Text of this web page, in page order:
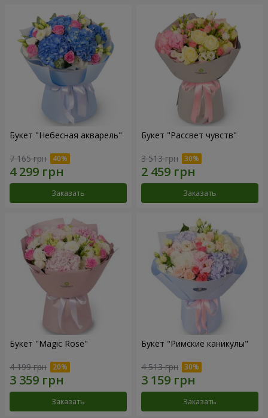
Букет "Небесная акварель"
7 165 грн
Заказать
Букет "Рассвет чувств"
3 513 грн
Заказать
Букет "Magic Rose"
4 199 грн
Заказать
Букет "Римские каникулы"
4 513 грн
Заказать